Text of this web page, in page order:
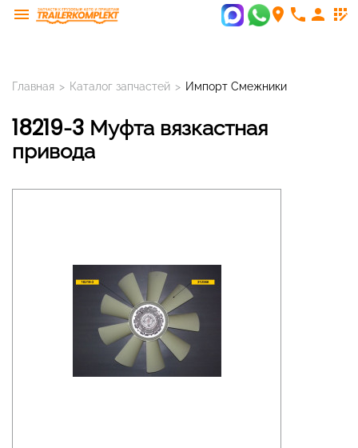
menu room phone person app_registration
Главная > Каталог запчастей > Импорт Смежники
18219-3 Муфта вязкастная
привода